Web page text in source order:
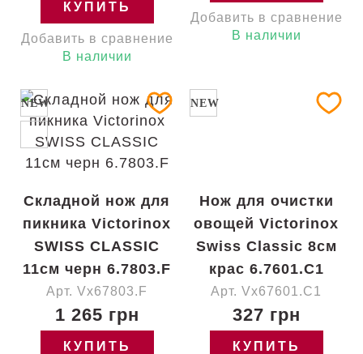
КУПИТЬ
Добавить в сравнение
В наличии
Добавить в сравнение
В наличии
NEW
Складной нож для
пикника Victorinox
SWISS CLASSIC
11см черн 6.7803.F
Арт. Vx67803.F
1 265 грн
КУПИТЬ
NEW
Нож для очистки
овощей Victorinox
Swiss Classic 8см
крас 6.7601.C1
Арт. Vx67601.C1
327 грн
КУПИТЬ